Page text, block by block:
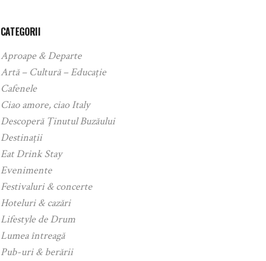
CATEGORII
Aproape & Departe
Artă – Cultură – Educație
Cafenele
Ciao amore, ciao Italy
Descoperă Ținutul Buzăului
Destinații
Eat Drink Stay
Evenimente
Festivaluri & concerte
Hoteluri & cazări
Lifestyle de Drum
Lumea întreagă
Pub-uri & berării